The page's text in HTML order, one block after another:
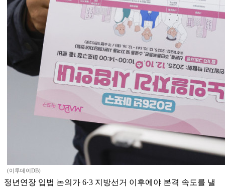
(이투데이DB)
정년연장 입법 논의가 6·3 지방선거 이후에야 본격 속도를 낼